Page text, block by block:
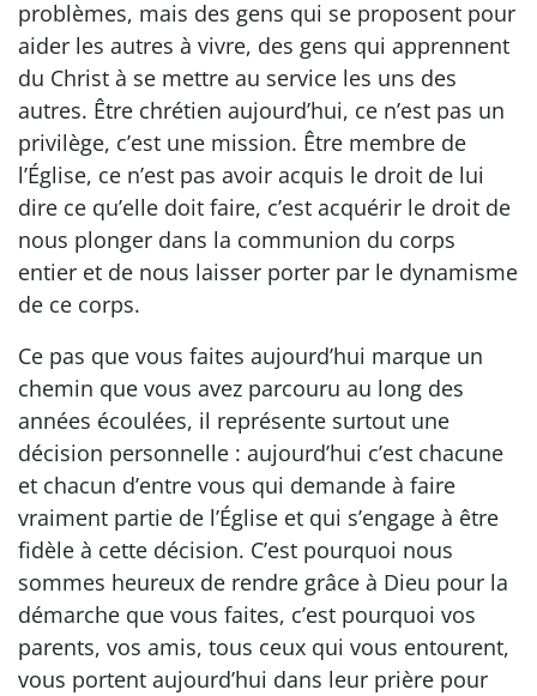
problèmes, mais des gens qui se proposent pour
aider les autres à vivre, des gens qui apprennent
du Christ à se mettre au service les uns des
autres. Être chrétien aujourd’hui, ce n’est pas un
privilège, c’est une mission. Être membre de
l’Église, ce n’est pas avoir acquis le droit de lui
dire ce qu’elle doit faire, c’est acquérir le droit de
nous plonger dans la communion du corps
entier et de nous laisser porter par le dynamisme
de ce corps.
Ce pas que vous faites aujourd’hui marque un
chemin que vous avez parcouru au long des
années écoulées, il représente surtout une
décision personnelle : aujourd’hui c’est chacune
et chacun d’entre vous qui demande à faire
vraiment partie de l’Église et qui s’engage à être
fidèle à cette décision. C’est pourquoi nous
sommes heureux de rendre grâce à Dieu pour la
démarche que vous faites, c’est pourquoi vos
parents, vos amis, tous ceux qui vous entourent,
vous portent aujourd’hui dans leur prière pour